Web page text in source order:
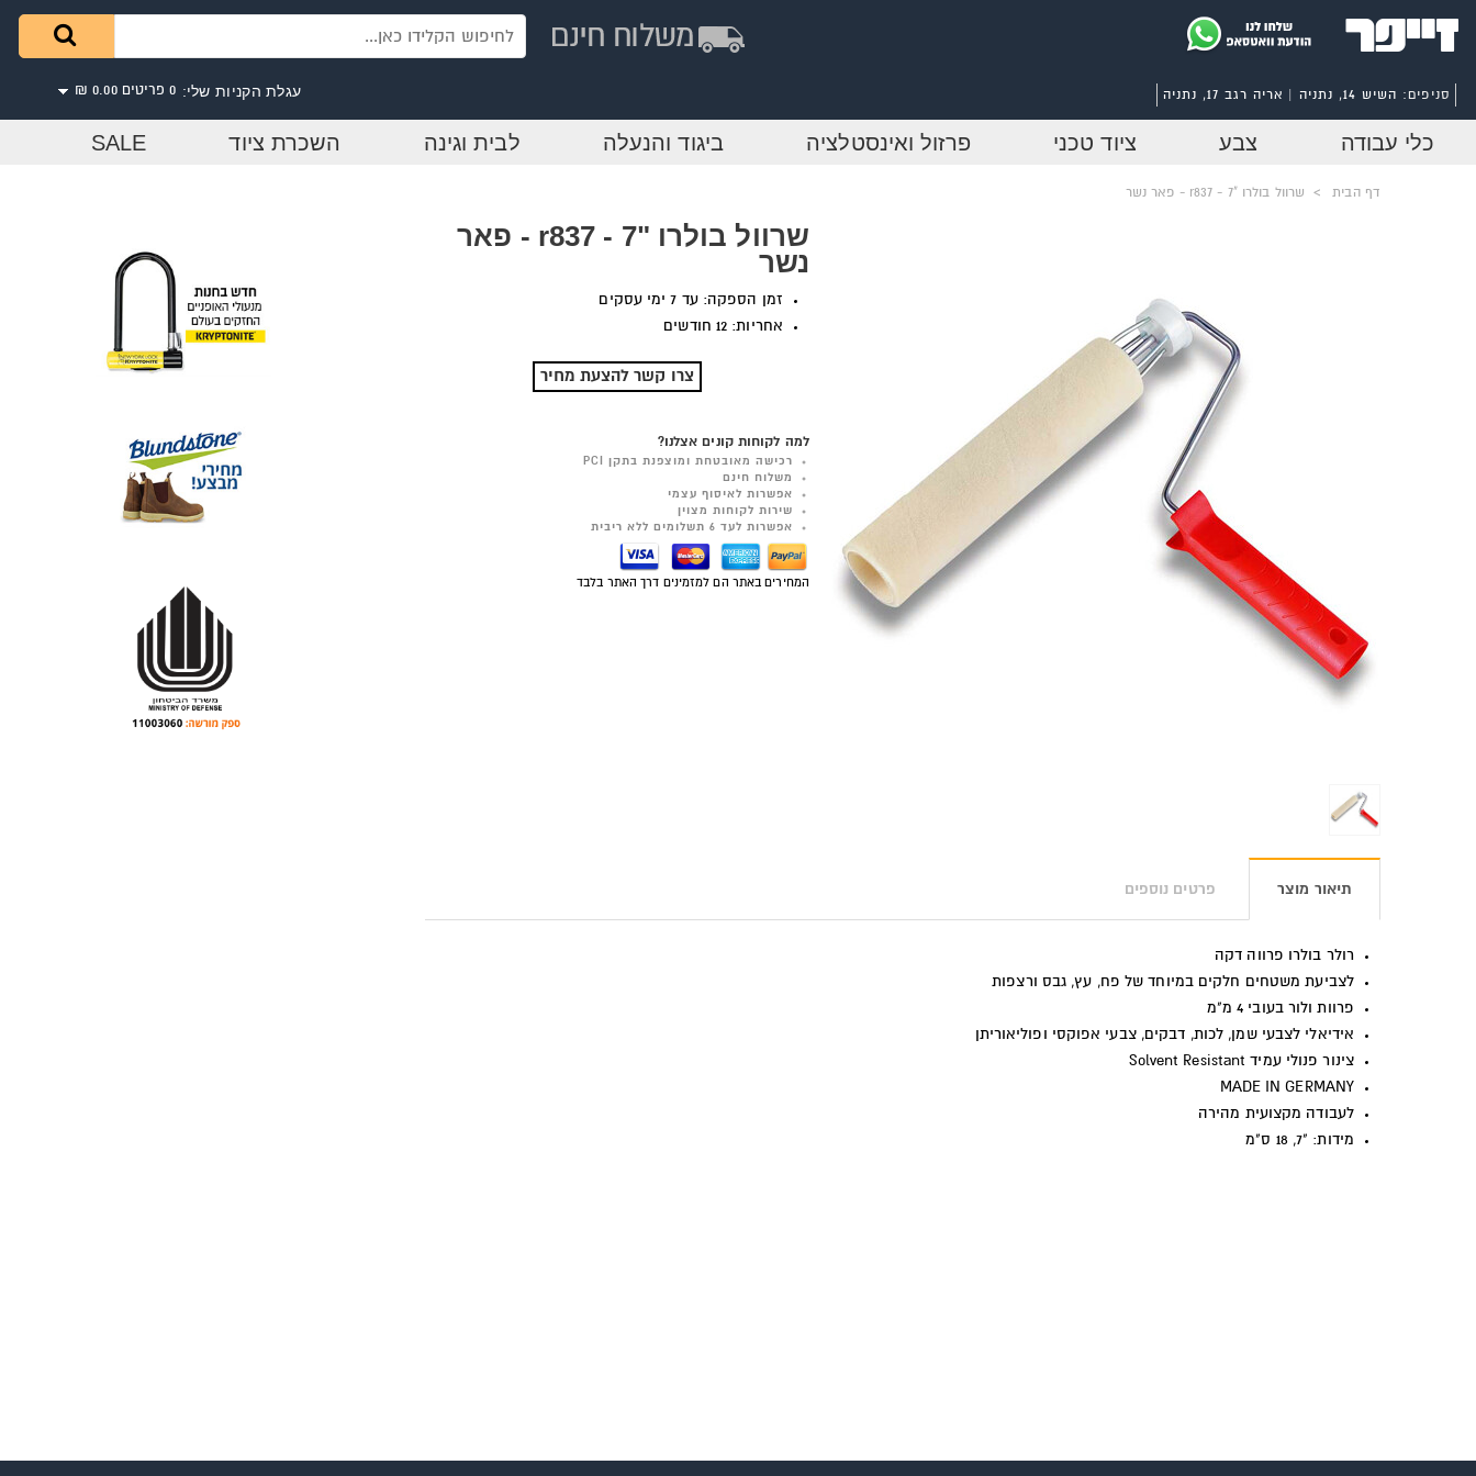
עגלת הקניות שלי: 0 פריטים 0.00 ₪ סניפים: השיש 14, נתניה | אריה רגב 17, נתניה
כלי עבודה צבע ציוד טכני פרזול ואינסטלציה ביגוד והנעלה לבית וגינה השכרת ציוד SALE
דף הבית > שרוול בולרו "7 - r837 - פאר נשר
שרוול בולרו "7 - r837 - פאר
נשר
זמן הספקה: עד 7 ימי עסקים
אחריות: 12 חודשים
צרו קשר להצעת מחיר
למה לקוחות קונים אצלנו?
רכישה מאובטחת ומוצפנת בתקן PCI
משלוח חינם
אפשרות לאיסוף עצמי
שירות לקוחות מצוין
אפשרות לעד 6 תשלומים ללא ריבית
המחירים באתר הם למזמינים דרך האתר בלבד
תיאור מוצר פרטים נוספים
רולר בולרו פרווה דקה
לצביעת משטחים חלקים במיוחד של פח, עץ, גבס ורצפות
פרוות ולור בעובי 4 מ"מ
אידיאלי לצבעי שמן, לכות, דבקים, צבעי אפוקסי ופוליאוריתן
צינור פנולי עמיד Solvent Resistant
MADE IN GERMANY
לעבודה מקצועית מהירה
מידות: "7, 18 ס"מ